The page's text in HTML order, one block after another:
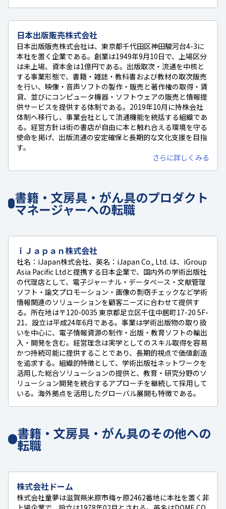
日本出版販売株式会社
日本出版販売株式会社は、東京都千代田区神田駿河台4-3に
本社を置く企業である。創業は1949年9月10日で、上場区分
は未上場、資本金は1億円である。出版取次・流通を中核と
する事業形態で、書籍・雑誌・教科書および教材の取次販売
を行い、映像・音声ソフトの製作・販売と著作権の取得・賃
貸、並びにコンピュータ機器・ソフトウェアの販売と情報提
供サービスを提供する体制である。2019年10月に持株会社
体制へ移行し、事業会社として流通機能を統括する組織であ
る。経営方針は街の書店が自由に本と触れ合える環境を守る
使命を掲げ、出版流通の安定確保と長期的な文化支援を目指
す。
さらに詳しくみる
書籍・文房具・がん具のプロダクト
マネージャーへの転職
ｉＪａｐａｎ株式会社
社名：iJapan株式会社、英名：iJapan Co., Ltd. は、iGroup
Asia Pacific Ltdと提携する日本企業で、国内外の学術出版社
の代理店として、電子ジャーナル・データベース・文献管理
ソフト・論文プロモーション・画像の剽窃チェックなど学術
情報関連のソリューションを顧客ニーズに合わせて提供す
る。所在地は〒120-0035 東京都足立区千住中居町17-20 5F-
21、設立は平成24年6月である。事業は学術出版物の取り扱
いを中心に、電子情報資源の制作・出版・教育ソフトの輸出
入・開発を含む。経営理念は実学としてのスキル取得を容易
かつ持続可能に提供することであり、長期的視点で価値創造
を追求する。組織的特徴として、学術出版社ネットワークを
活用した総合ソリューションの提供と、教育・研究分野のソ
リューション開発を統合するアプローチを継続して採用して
いる。海外拠点を活用したグローバル展開も特徴である。
書籍・文房具・がん具のその他への
転職
株式会社ドーム
株式会社童夢は滋賀県米原市梅ヶ原2462番地に本社を置く非